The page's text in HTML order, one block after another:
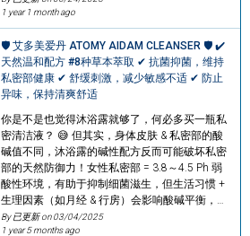
1 year 1 month ago
🛡 艾多美爱丹 ATOMY AIDAM CLEANSER 🛡 ✔
天然温和配方 #8种草本萃取 ✔ 抗菌抑菌，维持
私密部健康 ✔ 舒缓刺激，减少敏感不适 ✔ 防止
异味，保持清爽舒适
你是不是也觉得沐浴露就够了，何必多买一瓶私
密清洁液？ 😅 但其实，身体皮肤 & 私密部的酸
碱值不同，沐浴露的碱性配方反而可能破坏私密
部的天然防御力！女性私密部 = 3.8～4.5 Ph 弱
酸性环境，有助于抑制细菌滋生，但生活习惯 +
生理因素（如月经 & 行房）会影响酸碱平衡，…
By 已更新 on03/04/2025
1 year 5 months ago